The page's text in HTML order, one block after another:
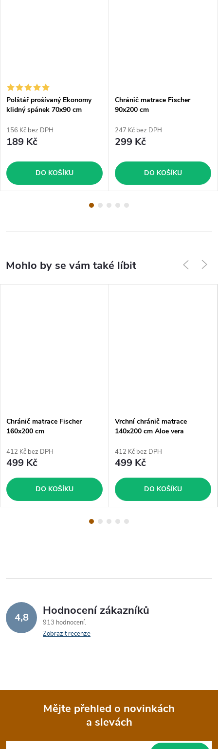
Polštář prošívaný Ekonomy
klidný spánek 70x90 cm
156 Kč bez DPH
189 Kč
DO KOŠÍKU
Chránič matrace Fischer
90x200 cm
247 Kč bez DPH
299 Kč
DO KOŠÍKU
Chránič matrace Fischer
160x200 cm
412 Kč bez DPH
499 Kč
DO KOŠÍKU
Vrchní chránič matrace
140x200 cm Aloe vera
412 Kč bez DPH
499 Kč
DO KOŠÍKU
4,8 Hodnocení zákazníků
913 hodnocení
Zobrazit recenze
Mějte přehled o novinkách
a slevách